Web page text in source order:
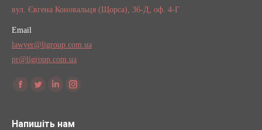
вул. Євгена Коновальця (Щорса), 36-Д, оф. 4-Г
Email
lawyer@ligroup.com.ua
pr@ligroup.com.ua
Find us on:
LinkedinInstagram
Напишіть нам